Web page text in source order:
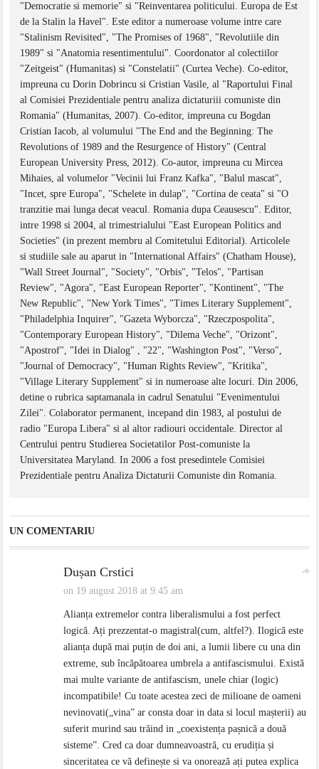
"Democratie si memorie" si "Reinventarea politicului. Europa de Est
de la Stalin la Havel". Este editor a numeroase volume intre care
"Stalinism Revisited", "The Promises of 1968", "Revolutiile din
1989" si "Anatomia resentimentului". Coordonator al colectiilor
"Zeitgeist" (Humanitas) si "Constelatii" (Curtea Veche). Co-editor,
impreuna cu Dorin Dobrincu si Cristian Vasile, al "Raportului Final
al Comisiei Prezidentiale pentru analiza dictaturiii comuniste din
Romania" (Humanitas, 2007). Co-editor, impreuna cu Bogdan
Cristian Iacob, al volumului "The End and the Beginning: The
Revolutions of 1989 and the Resurgence of History" (Central
European University Press, 2012). Co-autor, impreuna cu Mircea
Mihaies, al volumelor "Vecinii lui Franz Kafka", "Balul mascat",
"Incet, spre Europa", "Schelete in dulap", "Cortina de ceata" si "O
tranzitie mai lunga decat veacul. Romania dupa Ceausescu". Editor,
intre 1998 si 2004, al trimestrialului "East European Politics and
Societies" (in prezent membru al Comitetului Editorial). Articolele
si studiile sale au aparut in "International Affairs" (Chatham House),
"Wall Street Journal", "Society", "Orbis", "Telos", "Partisan
Review", "Agora", "East European Reporter", "Kontinent", "The
New Republic", "New York Times", "Times Literary Supplement",
"Philadelphia Inquirer", "Gazeta Wyborcza", "Rzeczpospolita",
"Contemporary European History", "Dilema Veche", "Orizont",
"Apostrof", "Idei in Dialog" , "22", "Washington Post", "Verso",
"Journal of Democracy", "Human Rights Review", "Kritika",
"Village Literary Supplement" si in numeroase alte locuri. Din 2006,
detine o rubrica saptamanala in cadrul Senatului "Evenimentului
Zilei". Colaborator permanent, incepand din 1983, al postului de
radio "Europa Libera" si al altor radiouri occidentale. Director al
Centrului pentru Studierea Societatilor Post-comuniste la
Universitatea Maryland. In 2006 a fost presedintele Comisiei
Prezidentiale pentru Analiza Dictaturii Comuniste din Romania.
UN COMENTARIU
Dușan Crstici
on 19 august 2018 at 9:45 am
Alianța extremelor contra liberalismului a fost perfect
logică. Ați prezzentat-o magistral(cum, altfel?). Ilogică este
alianța după mai puțin de doi ani, a lumii libere cu una din
extreme, sub încăpătoarea umbrela a antifascismului. Există
mai multe variante de antifascism, unele chiar (logic)
incompatibile! Cu toate acestea zeci de milioane de oameni
nevinovati(„vina” ar consta doar in data si locul mașterii) au
suferit murind sau trăind in „coexistența pașnică a două
sisteme”. Cred ca doar dumneavoastră, cu erudiția și
sinceritatea ce vă definește si va onorează ați putea explica